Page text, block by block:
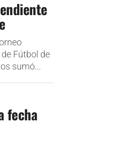
Fútbol de
sumó...
fecha